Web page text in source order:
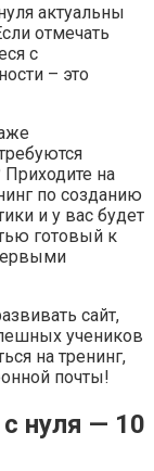
актуальны
отмечать
с
– это
на
по созданию
и у вас будет
готовый к
сайт,
учеников
на тренинг,
почты!
нуля — 10